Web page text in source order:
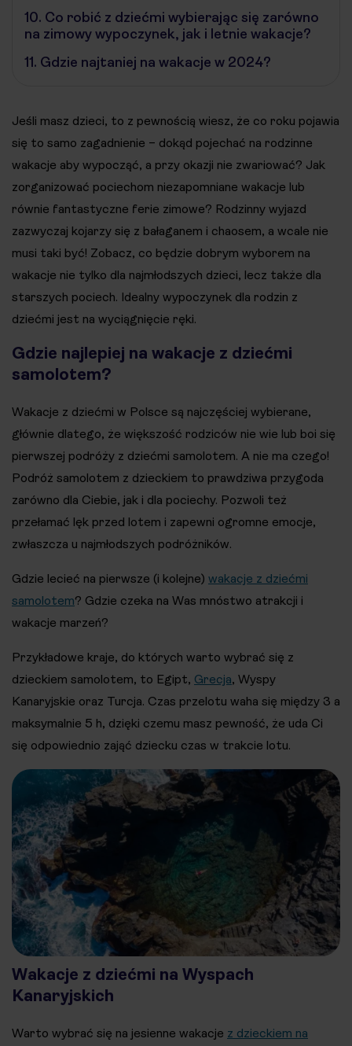
10. Co robić z dziećmi wybierając się zarówno
na zimowy wypoczynek, jak i letnie wakacje?
11. Gdzie najtaniej na wakacje w 2024?
Jeśli masz dzieci, to z pewnością wiesz, że co roku pojawia
się to samo zagadnienie – dokąd pojechać na rodzinne
wakacje aby wypocząć, a przy okazji nie zwariować? Jak
zorganizować pociechom niezapomniane wakacje lub
równie fantastyczne ferie zimowe? Rodzinny wyjazd
zazwyczaj kojarzy się z bałaganem i chaosem, a wcale nie
musi taki być! Zobacz, co będzie dobrym wyborem na
wakacje nie tylko dla najmłodszych dzieci, lecz także dla
starszych pociech. Idealny wypoczynek dla rodzin z
dziećmi jest na wyciągnięcie ręki.
Gdzie najlepiej na wakacje z dziećmi
samolotem?
Wakacje z dziećmi w Polsce są najczęściej wybierane,
głównie dlatego, że większość rodziców nie wie lub boi się
pierwszej podróży z dziećmi samolotem. A nie ma czego!
Podróż samolotem z dzieckiem to prawdziwa przygoda
zarówno dla Ciebie, jak i dla pociechy. Pozwoli też
przełamać lęk przed lotem i zapewni ogromne emocje,
zwłaszcza u najmłodszych podróżników.
Gdzie lecieć na pierwsze (i kolejne) wakacje z dziećmi
samolotem? Gdzie czeka na Was mnóstwo atrakcji i
wakacje marzeń?
Przykładowe kraje, do których warto wybrać się z
dzieckiem samolotem, to Egipt, Grecja, Wyspy
Kanaryjskie oraz Turcja. Czas przelotu waha się między 3 a
maksymalnie 5 h, dzięki czemu masz pewność, że uda Ci
się odpowiednio zająć dziecku czas w trakcie lotu.
Wakacje z dziećmi na Wyspach
Kanaryjskich
Warto wybrać się na jesienne wakacje z dzieckiem na